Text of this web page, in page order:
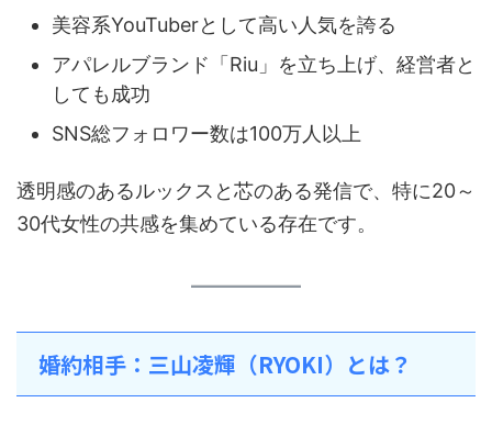
美容系YouTuberとして高い人気を誇る
アパレルブランド「Riu」を立ち上げ、経営者と
しても成功
SNS総フォロワー数は100万人以上
透明感のあるルックスと芯のある発信で、特に20～
30代女性の共感を集めている存在です。
婚約相手：三山凌輝（RYOKI）とは？